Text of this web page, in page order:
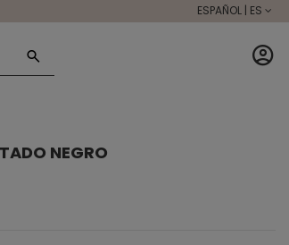
ESPAÑOL | ES
NEGRO